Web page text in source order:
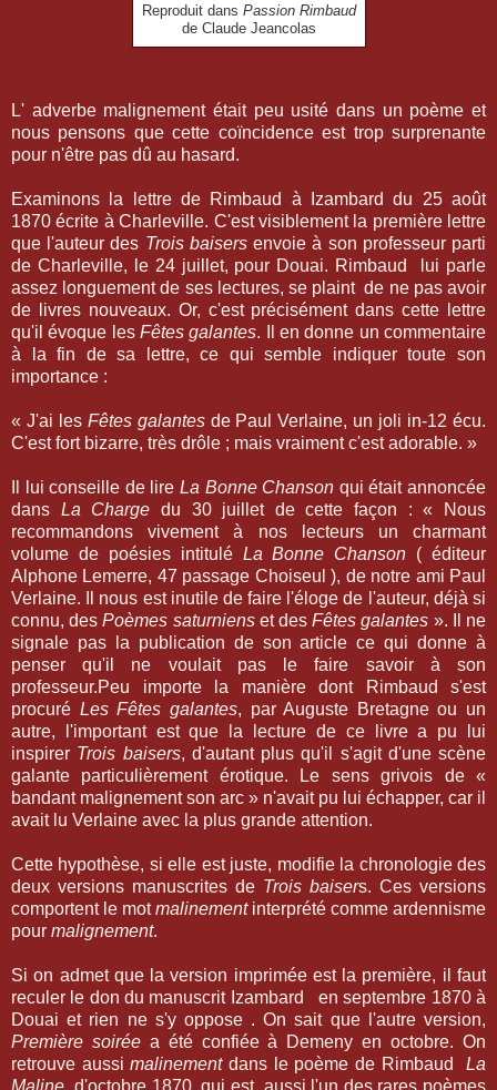
Reproduit dans Passion Rimbaud
de Claude Jeancolas
L' adverbe malignement était peu usité dans un poème et
nous pensons que cette coïncidence est trop surprenante
pour n'être pas dû au hasard.
Examinons la lettre de Rimbaud à Izambard du 25 août
1870 écrite à Charleville. C'est visiblement la première lettre
que l'auteur des Trois baisersenvoie à son professeur parti
de Charleville, le 24 juillet, pour Douai. Rimbaud lui parle
assez longuement de ses lectures, se plaint de ne pas avoir
de livres nouveaux. Or, c'est précisément dans cette lettre
qu'il évoque lesFêtes galantes. Il en donne un commentaire
à la fin de sa lettre, ce qui semble indiquer toute son
importance :
« J'ai les Fêtes galantesde Paul Verlaine, un joli in-12 écu.
C'est fort bizarre, très drôle ; mais vraiment c'est adorable. »
Il lui conseille de lire La Bonne Chanson qui était annoncée
dans La Charge du 30 juillet de cette façon : « Nous
recommandons vivement à nos lecteurs un charmant
volume de poésies intitulé La Bonne Chanson ( éditeur
Alphone Lemerre, 47 passage Choiseul ), de notre ami Paul
Verlaine. Il nous est inutile de faire l'éloge de l'auteur, déjà si
connu, desPoèmes saturnienset desFêtes galantes ». Il ne
signale pas la publication de son article ce qui donne à
penser qu'il ne voulait pas le faire savoir à son
professeur.Peu importe la manière dont Rimbaud s'est
procuré Les Fêtes galantes, par Auguste Bretagne ou un
autre, l'important est que la lecture de ce livre a pu lui
inspirer Trois baisers, d'autant plus qu'il s'agit d'une scène
galante particulièrement érotique. Le sens grivois de «
bandant malignement son arc » n'avait pu lui échapper, car il
avait lu Verlaine avec la plus grande attention.
Cette hypothèse, si elle est juste, modifie la chronologie des
deux versions manuscrites de Trois baisers. Ces versions
comportent le motmalinement interprété comme ardennisme
pour malignement.
Si on admet que la version imprimée est la première, il faut
reculer le don du manuscrit Izambard en septembre 1870 à
Douai et rien ne s'y oppose . On sait que l'autre version,
Première soiréea été confiée à Demeny en octobre. On
retrouve aussimalinementdans le poème de RimbaudLa